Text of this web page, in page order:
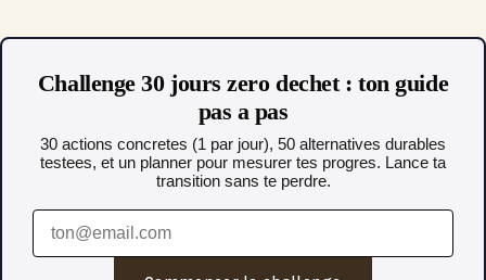
Challenge 30 jours zero dechet : ton guide
pas a pas
30 actions concretes (1 par jour), 50 alternatives durables
testees, et un planner pour mesurer tes progres. Lance ta
transition sans te perdre.